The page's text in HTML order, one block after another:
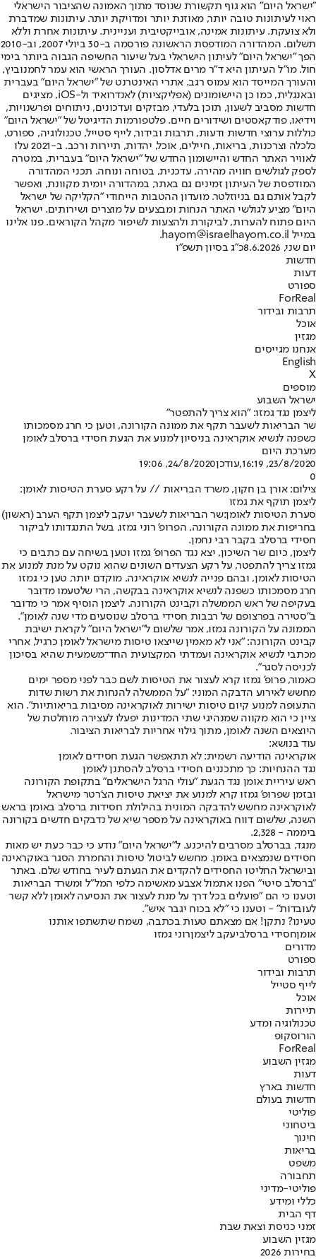
"ישראל היום" הוא גוף תקשורת שנוסד מתוך האמונה שהציבור הישראלי
ראוי לעיתונות טובה יותר, מאוזנת יותר ומדויקת יותר. עיתונות שמדברת
ולא צועקת. עיתונות אמינה, אובייקטיבית ועניינית. עיתונות אחרת וללא
תשלום. המהדורה המודפסת הראשונה פורסמה ב-30 ביולי 2007, וב-2010
הפך "ישראל היום" לעיתון הישראלי בעל שיעור החשיפה הגבוה ביותר בימי
חול. מו"ל העיתון היא ד"ר מרים אדלסון. העורך הראשי הוא עמר לחמנוביץ,
והעורך המייסד הוא עמוס רגב. אתרי האינטרנט של "ישראל היום" בעברית
ובאנגלית, כמו כן היישומונים (אפליקציות) לאנדרואיד ול-iOS, מציגים
חדשות מסביב לשעון, תוכן בלעדי, מבזקים ועדכונים, ניתוחים ופרשנויות,
וידיאו, פודקאסטים ושידורים חיים. פלטפורמות הדיגיטל של "ישראל היום"
כוללות ערוצי חדשות ודעות, תרבות ובידור, לייף סטייל, טכנולוגיה, ספורט,
כלכלה וצרכנות, בריאות, חיילים, אוכל, יהדות, תיירות ורכב. ב-2021 עלו
לאוויר האתר החדש והיישומון החדש של "ישראל היום" בעברית, במטרה
לספק לגולשים חוויה מהירה, עדכנית, בטוחה ונוחה. תכני המהדורה
המודפסת של העיתון זמינים גם באתר, במהדורה יומית מקוונת, ואפשר
לקבל אותם גם בניוזלטר. מועדון ההטבות הייחודי "הקליקה של ישראל
היום" מציע לגולשי האתר הנחות ומבצעים על מוצרים ושירותים. ישראל
היום פתוח להערות, לביקורת ולהצעות לשיפור מקהל הקוראים. פנו אלינו
במייל hayom@israelhayom.co.il.
יום שני, 8.6.2026
כ"ג בסיון תשפ"ו
חדשות
דעות
ספורט
ForReal
תרבות ובידור
אוכל
מגזין
אנחנו מגייסים
English
X
מוספים
ישראל השבוע
ליצמן נגד גמזו: "הוא צריך להתפטר"
שר הבריאות לשעבר תקף את ממונה הקורונה, וטען כי חרג מסמכותו
כשפנה לנשיא אוקראינה בניסיון למנוע את הגעת חסידי ברסלב לאומן
מערכת היום
23/8/2020, 16:19
,עודכן24/8/2020, 19:06
0
צילום: אורן בן חקון, משרד הבריאות // על רקע סערת הטיסות לאומן:
ליצמן תוקף את גמזו
סערת הטיסות לאומן:שר הבריאות לשעבר יעקב ליצמן תקף הערב (ראשון)
בחריפות את ממונה הקורונה, הפרופ' רוני גמזו, בשל התנגדותו לביקור
חסידי ברסלב בקבר רבי נחמן.
ליצמן, כיום שר השיכון, יצא נגד הפרופ' גמזו וטען בשיחה עם כתבים כי
גמזו צריך להתפטר, על רקע הצעדים השונים שהוא נוקט על מנת למנוע את
הטיסות לאומן, ובהם פנייה לנשיא אוקראינה. מוקדם יותר, טען כי גמזו
חרג מסמכותו כשפנה לנשיא אוקראינה בבקשה, הרי שלטעמו מדובר
בעקיפה של ראש הממשלה וקבינט הקורונה. ליצמן הוסיף אמר כי מדובר
ב"סטירה בפרצופם של רבבות חסידי ברסלב שנוסעים מדי שנה לאומן".
הממונה על הקורונה גמזו, אמר שלשום ל"ישראל היום" לקראת ישיבת
קבינט הקורונה: "אני לא מאמין שייצאו טיסות מישראל לאומן כרגיל, אחרי
מכתבי לנשיא אוקראינה ועמדתי המקצועית החד־משמעית שהיא בסיכון
לכניסה לסגר".
כאמור, פרופ' גמזו קרא לעצור את הטיסות לשם כבר לפני מספר ימים
מחשש לאירוע הדבקה המוני: "על הממשלה להנחות את רשות שדות
התעופה למנוע קיום טיסות ישירות לאוקראינה מסיבות בריאותיות". הוא
ציין כי הוא מקווה שמנהיגי שתי המדינות יפעלו לעצירה מוחלטת של
היוצאים השנה לאומן, מתוך גילוי אחריות לבריאות הציבור.
עוד בנושא:
אוקראינה הודיעה רשמית: לא תתאפשר הגעת חסידים לאומן
נגד ההנחיות: כך מתכננים חסידי ברסלב להסתנן לאומן
ראש עיריית אומן נגד הגעת "עולי הרגל הישראלים" בתקופת הקורונה
ובזמן שפרופ' גמזו קרא למנוע את יציאת טיסות הצ'רטר מישראל
לאוקראינה מחשש להדבקה המונית בהילולת חסידות ברסלב באומן בראש
השנה, שלשום דווח באוקראינה על מספר שיא של נדבקים חדשים בקורונה
ביממה - 2,328.
מנגד, בברסלב מסרבים להיכנע. ל"ישראל היום" נודע כי כבר כעת יש מאות
חסידים שנמצאים באומן. מחשש לביטול טיסות והחמרת הסגר באוקראינה
ובישראל החליטו החסידים להקדים את הגעתם לעיר בחודש שלם. באתר
"ברסלב סיטי" הפנו אתמול אצבע מאשימה כלפי המל"ל ומשרד הבריאות
וטענו כי הם "פועלים בכל דרך על מנת לעצור את הנסיעה לאומן ללא קשר
לעובדות" - וטענו כי "לא בכוח יגבר איש".
טעינו? נתקן! אם מצאתם טעות בכתבה, נשמח שתשתפו אותנו
אומןחסידי ברסלביעקב ליצמןרוני גמזו
מדורים
ספורט
תרבות ובידור
לייף סטייל
אוכל
תיירות
טכנולוגיה ומדע
הורוסקופ
ForReal
מגזין השבוע
דעות
חדשות בארץ
חדשות בעולם
פוליטי
ביטחוני
חינוך
בריאות
משפט
תחבורה
פוליטי-מדיני
כללי ומידע
דף הבית
זמני כניסת וצאת שבת
מגזין השבוע
בחירות 2026